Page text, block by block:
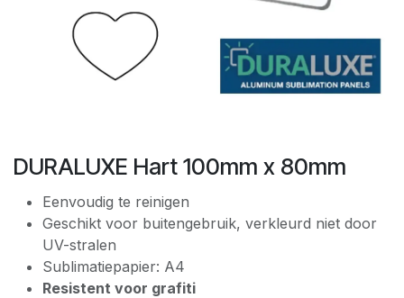
DURALUXE Hart 100mm x 80mm
Eenvoudig te reinigen
Geschikt voor buitengebruik, verkleurd niet door
UV-stralen
Sublimatiepapier: A4
Resistent voor grafiti